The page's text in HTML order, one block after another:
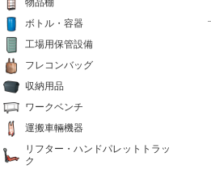
物品棚
ボトル・容器
工場用保管設備
フレコンバッグ
収納用品
ワークベンチ
運搬車輛機器
リフター・ハンドパレットトラッ
ク